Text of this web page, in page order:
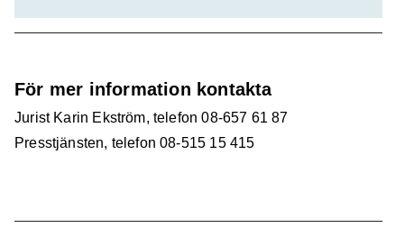
För mer information kontakta
Jurist Karin Ekström, telefon 08-657 61 87
Presstjänsten, telefon 08-515 15 415